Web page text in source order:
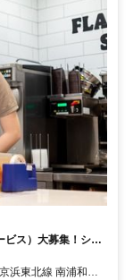
ビス）大募集！シフ
浜東北線 南浦和東